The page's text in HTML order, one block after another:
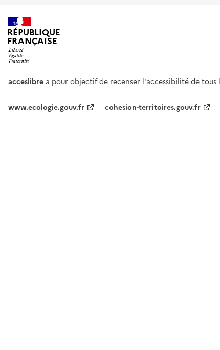
RÉPUBLIQUE
FRANÇAISE
acceslibre a pour objectif de recenser l'accessibilité de
www.ecologie.gouv.fr cohesion-territoires.gouv.fr